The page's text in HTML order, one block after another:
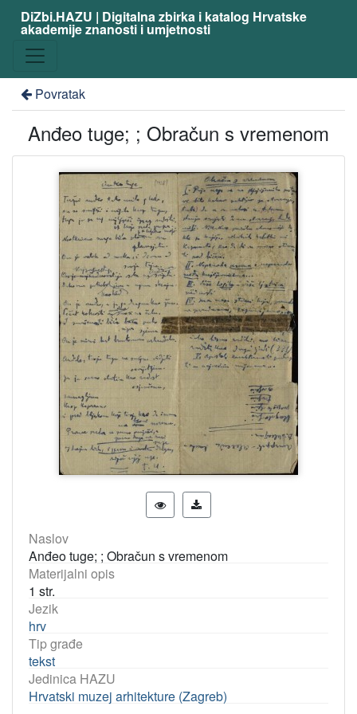
DiZbi.HAZU | Digitalna zbirka i katalog Hrvatske
akademije znanosti i umjetnosti
Povratak
Anđeo tuge; ; Obračun s vremenom
Naslov
Anđeo tuge; ; Obračun s vremenom
Materijalni opis
1 str.
Jezik
hrv
Tip građe
tekst
Jedinica HAZU
Hrvatski muzej arhitekture (Zagreb)